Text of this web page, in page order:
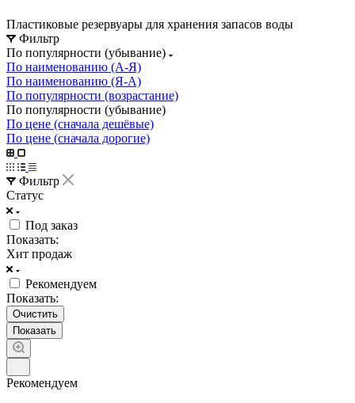
Пластиковые резервуары для хранения запасов воды
Фильтр
По популярности (убывание)
По наименованию (А-Я)
По наименованию (Я-А)
По популярности (возрастание)
По популярности (убывание)
По цене (сначала дешёвые)
По цене (сначала дорогие)
Фильтр
Статус
Под заказ
Показать:
Хит продаж
Рекомендуем
Показать:
Очистить
Рекомендуем